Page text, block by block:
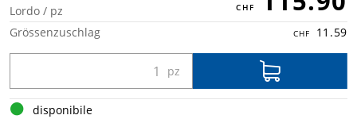
Lordo / pz
Grössenzuschlag 11.59
disponibile